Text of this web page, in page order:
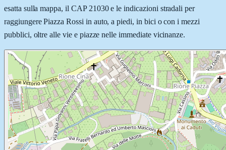
esatta sulla mappa, il CAP 21030 e le indicazioni stradali per
raggiungere Piazza Rossi in auto, a piedi, in bici o con i mezzi
pubblici, oltre alle vie e piazze nelle immediate vicinanze.